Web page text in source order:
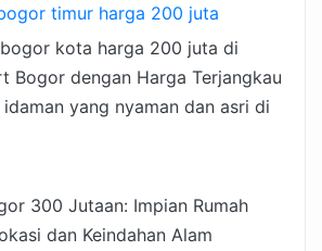
timur harga 200 juta
kota harga 200 juta di
Bogor dengan Harga Terjangkau
yang nyaman dan asri di
300 Jutaan: Impian Rumah
dan Keindahan Alam